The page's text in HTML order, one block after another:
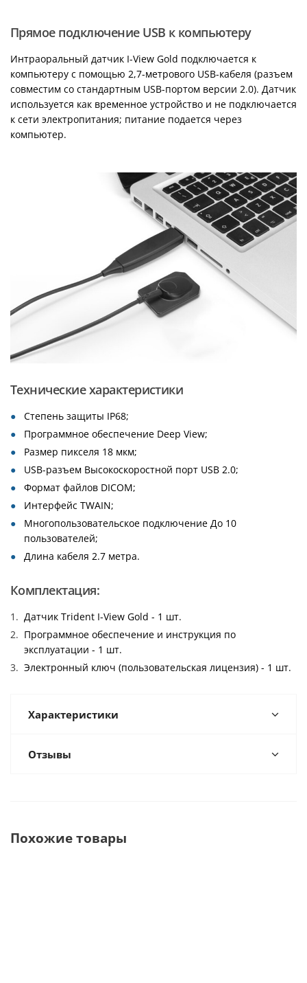
Прямое подключение USB к компьютеру
Интраоральный датчик I-View Gold подключается к
компьютеру с помощью 2,7-метрового USB-кабеля (разъем
совместим со стандартным USB-портом версии 2.0). Датчик
используется как временное устройство и не подключается
к сети электропитания; питание подается через
компьютер.
Технические характеристики
Степень защиты IP68;
Программное обеспечение Deep View;
Размер пикселя 18 мкм;
USB-разъем Высокоскоростной порт USB 2.0;
Формат файлов DICOM;
Интерфейс TWAIN;
Многопользовательское подключение До 10
пользователей;
Длина кабеля 2.7 метра.
Комплектация:
Датчик Trident I-View Gold - 1 шт.
Программное обеспечение и инструкция по
эксплуатации - 1 шт.
Электронный ключ (пользовательская лицензия) - 1 шт.
Характеристики
Отзывы
Похожие товары